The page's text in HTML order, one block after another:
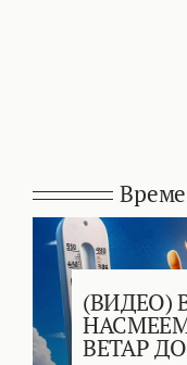
(ВИДЕО)
ВЕТАР